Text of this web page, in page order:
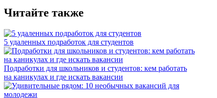
Читайте также
5 удаленных подработок для студентов
Подработки для школьников и студентов: кем работать
на каникулах и где искать вакансии